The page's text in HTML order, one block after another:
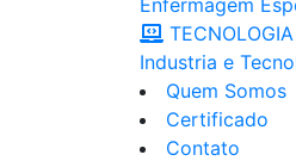
TECNOLOGIA
Industria e
Quem Somos
Certificado
Contato